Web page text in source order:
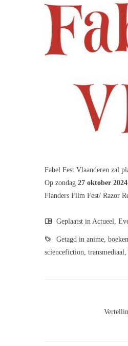
Fabel Fest Vlaanderen zal
Op zondag 27 oktober 2024
Flanders Film Fest/ Razor
Geplaatst in Actueel,
Getagd in anime,
sciencefiction, transmediaal,